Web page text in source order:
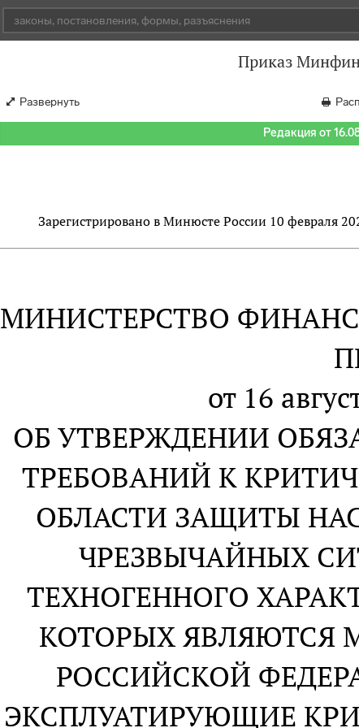
Приказ
Развернуть
Редакция от
Зарегистрировано в Минюсте России 10 февраля
МИНИСТЕРСТВО
от 16
ОБ УТВЕРЖДЕНИИ
ТРЕБОВАНИЙ К
ОБЛАСТИ ЗАЩИТЫ
ЧРЕЗВЫЧАЙНЫХ
ТЕХНОГЕННОГО
КОТОРЫХ ЯВЛЯЮТСЯ
РОССИЙСКОЙ
ЭКСПЛУАТИРУЮЩИЕ